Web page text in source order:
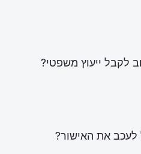
לקבל ייעוץ משפטי?